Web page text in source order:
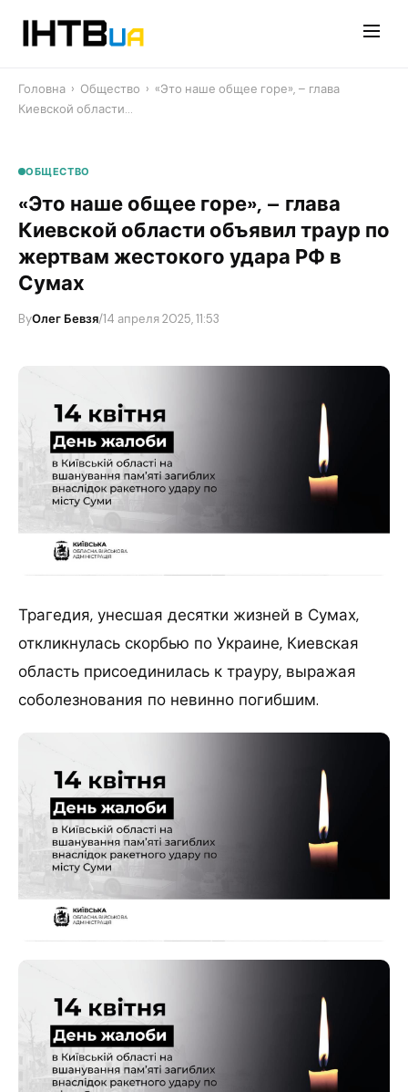
Головна › Общество › «Это наше общее горе», – глава
Киевской области…
ОБЩЕСТВО
«Это наше общее горе», – глава
Киевской области объявил траур по
жертвам жестокого удара РФ в
Сумах
ByОлег Бевзя/14 апреля 2025, 11:53
Трагедия, унесшая десятки жизней в Сумах,
откликнулась скорбью по Украине, Киевская
область присоединилась к трауру, выражая
соболезнования по невинно погибшим.